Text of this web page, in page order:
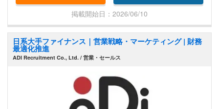
なく、チームとしての予算達成に貢献 ・被害保険
全般（火災保険、労災保険、賠償保険、貨物保険
etc.）の知識会得 ・保険ブローカーとの交渉 ・保
険事故発生時の初動対応（事故受付） ・その他ク
ライアントとの懇親会の開催、ゴルフコンペへの
旅行があったり、CSR活動で恵まれない子供たち
への寄付を行ったり、会社でのイベントも豊富で
す♪ ・職種業界未経験者歓迎！営業スキルを磨き
掲載開始日：2026/06/10
日系大手ファイナンス｜営業戦略・マーケティング | 財務
最適化推進
ADI Recruitment Co., Ltd. / 営業・セールス